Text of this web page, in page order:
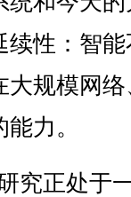
性：智
规模网
力。
究正处于